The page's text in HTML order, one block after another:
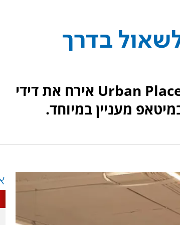
בדרך
מתחם ירושלים של רשת חללי העבודה Urban Place אירח את דידי
מעניין במיוחד.